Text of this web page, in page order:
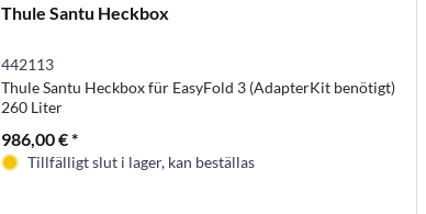
Thule Santu Heckbox
442113
Thule Santu Heckbox für EasyFold 3 (AdapterKit benötigt)
260 Liter
986,00 € *
Tillfälligt slut i lager, kan beställas